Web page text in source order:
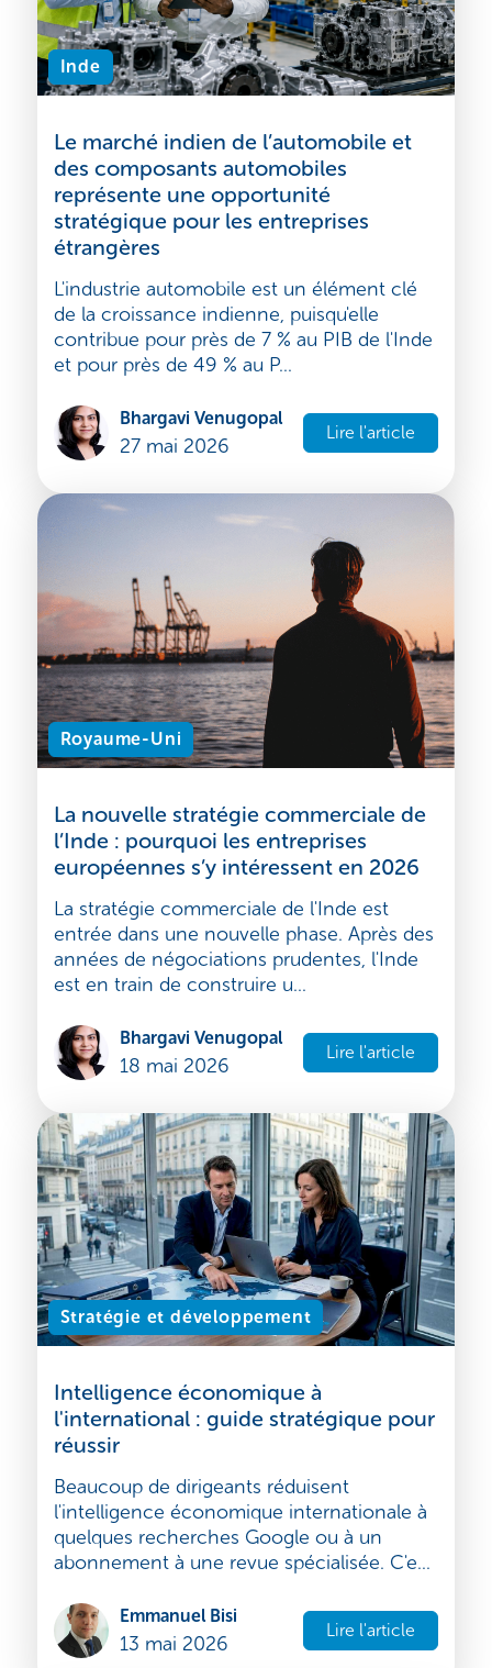
Inde
Le marché indien de l’automobile et
des composants automobiles
représente une opportunité
stratégique pour les entreprises
étrangères
L'industrie automobile est un élément clé
de la croissance indienne, puisqu'elle
contribue pour près de 7 % au PIB de l'Inde
Lire l'article
Royaume-Uni
La nouvelle stratégie commerciale de
l’Inde : pourquoi les entreprises
européennes s’y intéressent en 2026
La stratégie commerciale de l'Inde est
entrée dans une nouvelle phase. Après des
années de négociations prudentes, l'Inde
Bhargavi Venugopal
18 mai 2026
Lire l'article
Stratégie et développement
Intelligence économique à
l'international : guide stratégique pour
réussir
Beaucoup de dirigeants réduisent
l'intelligence économique internationale à
quelques recherches Google ou à un